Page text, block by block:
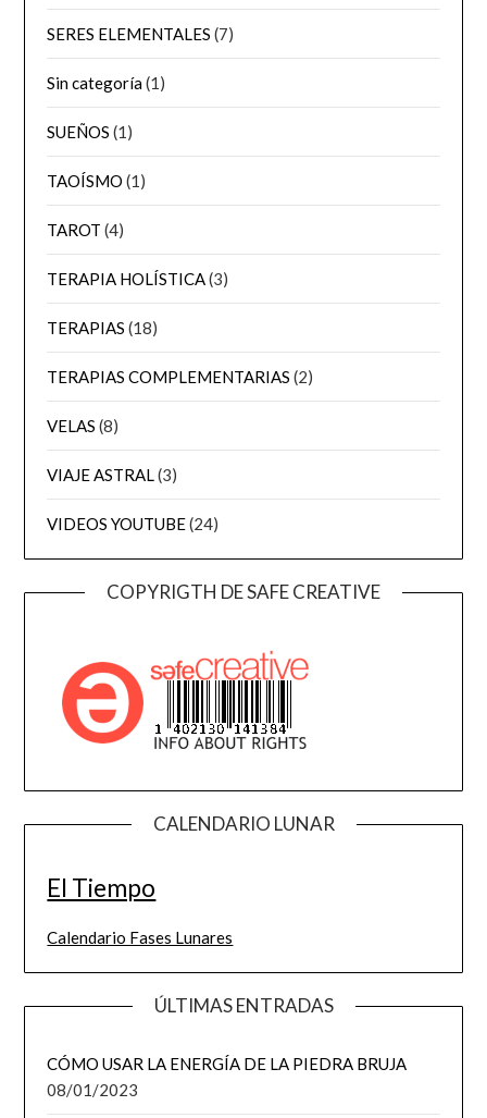
SERES ELEMENTALES (7)
Sin categoría(1)
SUEÑOS (1)
TAOÍSMO (1)
TAROT (4)
TERAPIA HOLÍSTICA(3)
TERAPIAS (18)
TERAPIAS COMPLEMENTARIAS (2)
VELAS (8)
VIAJE ASTRAL(3)
VIDEOS YOUTUBE(24)
COPYRIGTH DE SAFE CREATIVE
CALENDARIO LUNAR
El Tiempo
Calendario Fases Lunares
ÚLTIMAS ENTRADAS
CÓMO USAR LA ENERGÍA DE LA PIEDRA BRUJA
08/01/2023